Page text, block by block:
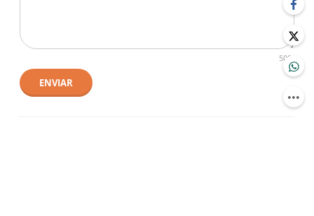
500
ENVIAR